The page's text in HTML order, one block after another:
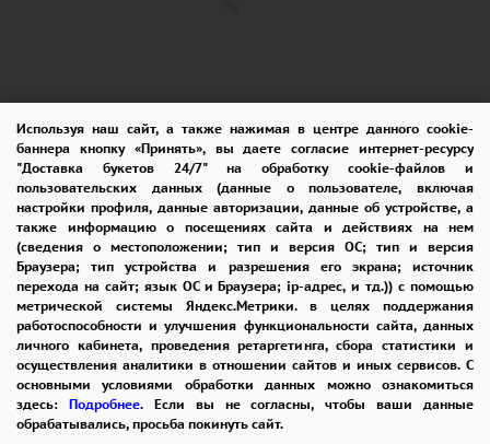
Используя наш сайт, а также нажимая в центре данного cookie-
баннера кнопку «Принять», вы даете согласие интернет-ресурсу
"Доставка букетов 24/7" на обработку cookie-файлов и
пользовательских данных (данные о пользователе, включая
настройки профиля, данные авторизации, данные об устройстве, а
также информацию о посещениях сайта и действиях на нем
(сведения о местоположении; тип и версия ОС; тип и версия
Браузера; тип устройства и разрешения его экрана; источник
перехода на сайт; язык ОС и Браузера; ip-адрес, и тд.)) с помощью
метрической системы Яндекс.Метрики. в целях поддержания
работоспособности и улучшения функциональности сайта, данных
личного кабинета, проведения ретаргетинга, сбора статистики и
осуществления аналитики в отношении сайтов и иных сервисов. С
основными условиями обработки данных можно ознакомиться
здесь: Подробнее. Если вы не согласны, чтобы ваши данные
обрабатывались, просьба покинуть сайт.
ПОМОЩЬ ОПЛАТА
ДОСТАВКА
ГАРАНТИИ
КУПОН
ВОЗВРАТ
ОТЗЫВЫ
РЕКОМЕНДАЦИИ
КОНТАКТЫ
8 965 242-37-47